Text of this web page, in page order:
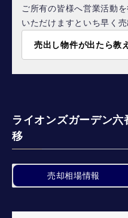
ご所有の皆様へ営業活動
いただけますといち早く
売出し物件が出たら教
ライオンズガーデン
移
売却相場情報